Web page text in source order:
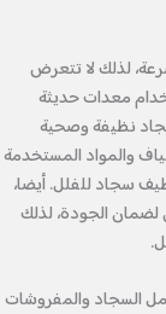
لذلك لا تتعرض
معدات حديثة
نظيفة وصحية
والمواد المستخدمة
سجاد للفلل. أيضا،
الجودة، لذلك
السجاد والمفروشات